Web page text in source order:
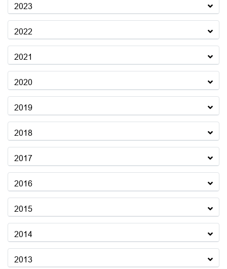
2023
2022
2021
2020
2019
2018
2017
2016
2015
2014
2013